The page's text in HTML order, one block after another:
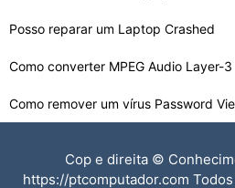
Posso reparar um Laptop Crashed
Como converter MPEG Audio Layer-3
Como remover um vírus Password
Como reparar Dell Laptop
Cop e direita ©
https://ptcomputador.com